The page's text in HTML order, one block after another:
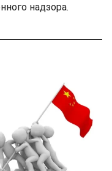
надзора.